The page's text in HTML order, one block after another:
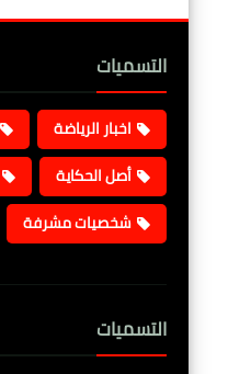
التسميات
اخبار الرياضة
أصل الحكاية
شخصيات مشرفة
التسميات